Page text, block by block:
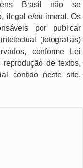
Brasil não se
ilegal e/ou imoral. Os
por publicar
(fotografias)
conforme Lei
de textos,
contido neste site,